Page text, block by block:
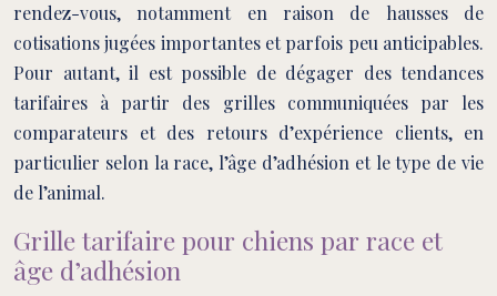
rendez-vous, notamment en raison de hausses de
cotisations jugées importantes et parfois peu anticipables.
Pour autant, il est possible de dégager des tendances
tarifaires à partir des grilles communiquées par les
comparateurs et des retours d’expérience clients, en
particulier selon la race, l’âge d’adhésion et le type de vie
de l’animal.
Grille tarifaire pour chiens par race et
âge d’adhésion